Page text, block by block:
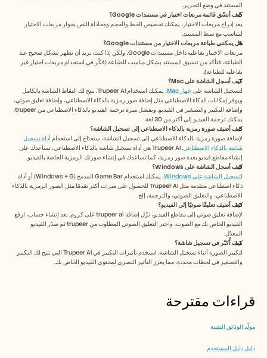
المستند في وضع التحرير.
كيف أنسّق قائمة مربعات اختيار في مستندات Google؟
ليتناسب مع نمط المستند.
هل يمكنني طباعة مربعات الاختيار من مستندات Google؟
تفاعلية للطباعة).
كيف أسجل الشاشة على Mac؟
لتسجيل الشاشة على جهاز Mac
يمكنك ترجمة الفيديو إلى أكثر من 30 لغة.
كيف أضيف صورة رمزية بالذكاء الاصطناعي إلى تسجيل الشاشة؟
لإضافة صورة رمزية بالذكاء الاصطناعي إلى تسجيل الشاشة، ستحتاج إلى استخدام
شاشة بالذكاء الاصطناعي.
إنشاء مقاطع فيديو بعدة صور رمزية، كما تساعدك في إنشاء صورتك الرمزية الخاصة بالفيديو.
كيف أسجل الشاشة على Windows؟
لتسجيل الشاشة على Windows
الاصطناعي، والتعليق الصوتي، والترجمة، إلخ.
كيف أضيف تعليقًا صوتيًا إلى الفيديو؟
المعدّل.
كيف أُكبّر في تسجيل شاشة؟
والتصغير في لحظات محددة، مما يعزز التأثير البصري لمحتوى الفيديو الخاص بك.
قراءات مقترحة
مولّد الوثائق التقنية
دليل دليل المستخدم